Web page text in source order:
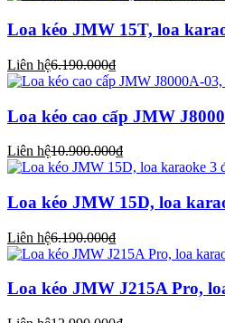
Loa kéo JMW 15T, loa
Liên hệ6.190.000₫
Loa kéo cao cấp JMW
Liên hệ10.900.000₫
Loa kéo JMW 15D, loa
Liên hệ6.190.000₫
Loa kéo JMW J215A Pro,